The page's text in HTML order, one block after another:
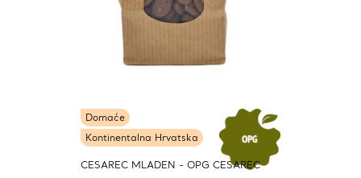
Domaće
Kontinentalna Hrvatska
CESAREC MLADEN - OPG CESAREC